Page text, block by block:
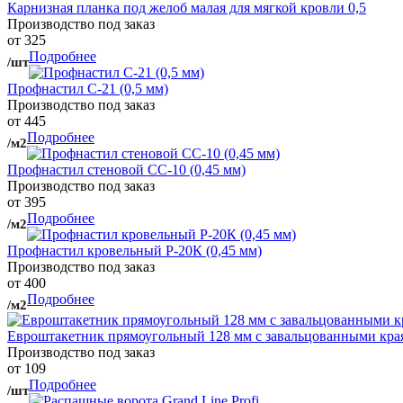
Карнизная планка под желоб малая для мягкой кровли 0,5
Производство под заказ
от 325
/штПодробнее
Профнастил С-21 (0,5 мм)
Производство под заказ
от 445
/м2Подробнее
Профнастил стеновой СС-10 (0,45 мм)
Производство под заказ
от 395
/м2Подробнее
Профнастил кровельный Р-20К (0,45 мм)
Производство под заказ
от 400
/м2Подробнее
Евроштакетник прямоугольный 128 мм с завальцованными
Производство под заказ
от 109
/штПодробнее